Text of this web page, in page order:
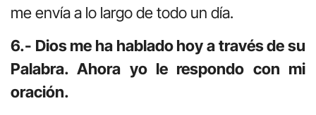
me envía a lo largo de todo un día.
6.- Dios me ha hablado hoy a través de su
Palabra. Ahora yo le respondo con mi
oración.